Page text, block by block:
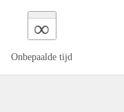
∞
Onbepaalde tijd